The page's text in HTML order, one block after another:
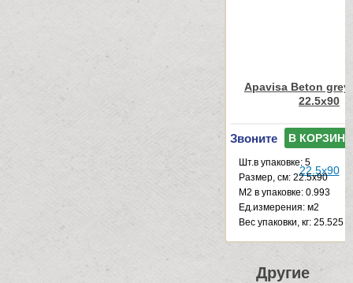
Apavisa Beton
22.5x90
Звоните В КОРЗИНУ
Шт.в упаковке: 5
Размер, см: 22.5x90
М2 в упаковке: 0.993
Ед.измерения: м2
Веc упаковки, кг: 25.525
Другие